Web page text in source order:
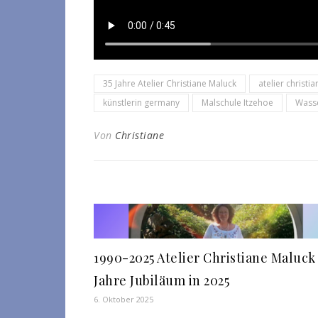
35 Jahre Atelier Christiane Maluck
atelier
künstlerin germany
Malschule Itzehoe
Von Christiane
1990-2025 Atelier Christiane Maluck
Jahre Jubiläum in 2025
6. Oktober 2025